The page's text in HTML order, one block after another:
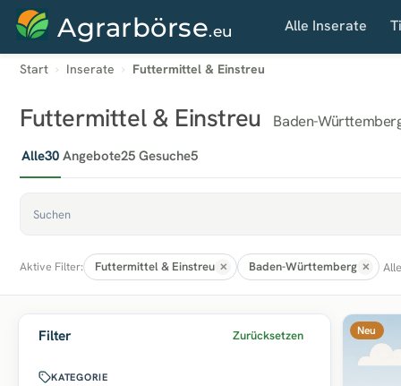
Agrarbörse.eu Alle Inserate
Start Inserate Futtermittel & Einstreu
Futtermittel & Einstreu Baden-
Alle30 Angebote25 Gesuche5
Aktive Filter: Futtermittel & Einstreu Baden-Württemberg
Filter Zurücksetzen
KATEGORIE
Neu